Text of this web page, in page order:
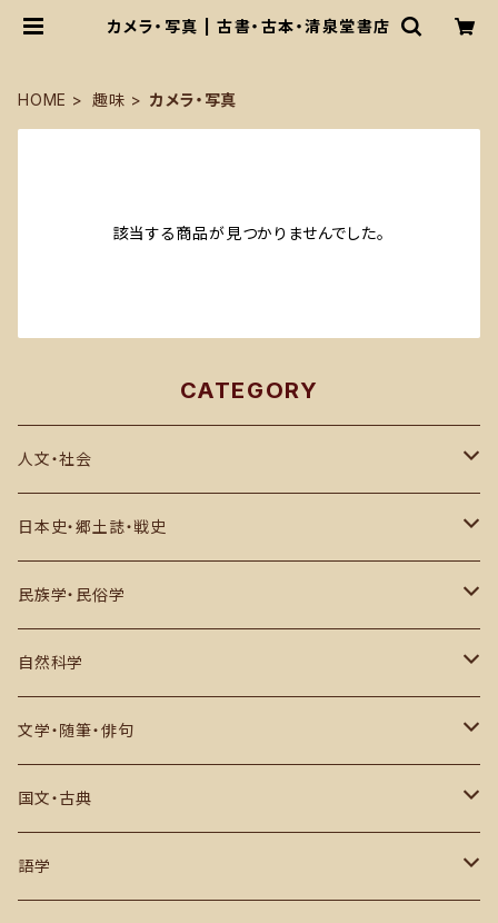
カメラ・写真 | 古書・古本・清泉堂書店
HOME 趣味 カメラ・写真
該当する商品が見つかりませんでした。
CATEGORY
人文・社会
思想・哲学・宗教
社会科学・世界史
その他
日本史・郷土誌・戦史
郷土誌
古代史・民族
中世・江戸期
戦史・戦記・近代史
現代史
民族学・民俗学
日本国内
アジア
ヨーロッパ・アフリカその他
自然科学
数学・物理・宇宙・科学
生物・自然・動物など
その他
文学・随筆・俳句
近代文学・評論
推理小説・評論
国文・古典
作品
語学